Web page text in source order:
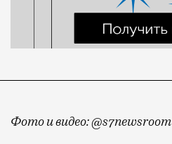
Фото и видео: @s7newsroom